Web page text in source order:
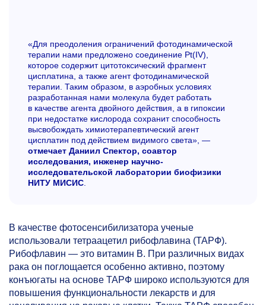
«Для преодоления ограничений фотодинамической
терапии нами предложено соединение Pt(IV),
которое содержит цитотоксический фрагмент
цисплатина, а также агент фотодинамической
терапии. Таким образом, в аэробных условиях
разработанная нами молекула будет работать
в качестве агента двойного действия, а в гипоксии
при недостатке кислорода сохранит способность
высвобождать химиотерапевтический агент
цисплатин под действием видимого света», —
отмечает Даниил Спектор, соавтор
исследования, инженер научно-
исследовательской лаборатории биофизики
НИТУ МИСИС
В качестве фотосенсибилизатора ученые
использовали тетраацетил рибофлавина (ТАРФ).
Рибофлавин — это витамин В. При различных видах
рака он поглощается особенно активно, поэтому
конъюгаты на основе ТАРФ широко используются для
повышения функциональности лекарств и для